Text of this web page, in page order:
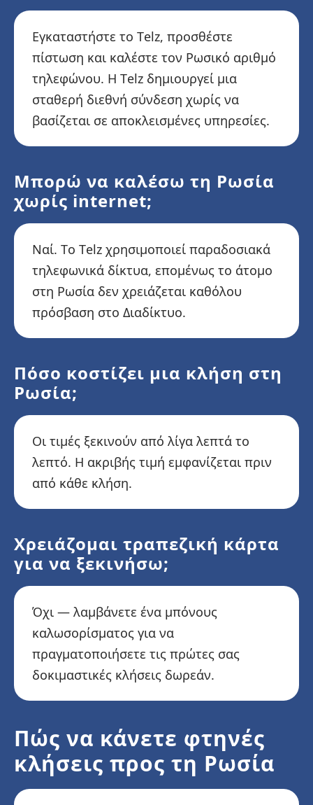
Εγκαταστήστε το Telz, προσθέστε
πίστωση και καλέστε τον Ρωσικό αριθμό
τηλεφώνου. Η Telz δημιουργεί μια
σταθερή διεθνή σύνδεση χωρίς να
βασίζεται σε αποκλεισμένες υπηρεσίες.
Μπορώ να καλέσω τη Ρωσία
χωρίς internet;
Ναί. Το Telz χρησιμοποιεί παραδοσιακά
τηλεφωνικά δίκτυα, επομένως το άτομο
στη Ρωσία δεν χρειάζεται καθόλου
πρόσβαση στο Διαδίκτυο.
Πόσο κοστίζει μια κλήση στη
Ρωσία;
Οι τιμές ξεκινούν από λίγα λεπτά το
λεπτό. Η ακριβής τιμή εμφανίζεται πριν
από κάθε κλήση.
Χρειάζομαι τραπεζική κάρτα
για να ξεκινήσω;
Όχι — λαμβάνετε ένα μπόνους
καλωσορίσματος για να
πραγματοποιήσετε τις πρώτες σας
δοκιμαστικές κλήσεις δωρεάν.
Πώς να κάνετε φτηνές
κλήσεις προς τη Ρωσία